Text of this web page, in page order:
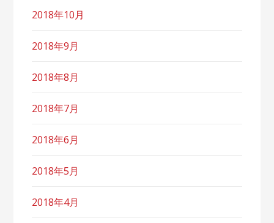
2018年10月
2018年9月
2018年8月
2018年7月
2018年6月
2018年5月
2018年4月